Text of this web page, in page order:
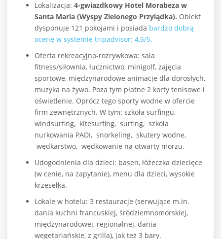
Lokalizacja: 4-gwiazdkowy Hotel Morabeza w
Santa Maria (Wyspy Zielonego Przylądka). Obiekt
dysponuje 121 pokojami i posiada bardzo dobrą
ocenę w systemie tripadvisor: 4,5/5.
Oferta rekreacyjno-rozrywkowa: sala
fitness/siłownia, łucznictwo, minigolf, zajęcia
sportowe, międzynarodowe animacje dla dorosłych,
muzyka na żywo. Poza tym płatne 2 korty tenisowe i
oświetlenie. Oprócz tego sporty wodne w ofercie
firm zewnętrznych. W tym: szkoła surfingu,
windsurfing, kitesurfing, surfing, szkoła
nurkowania PADI, snorkeling, skutery wodne,
wędkarstwo, wędkowanie na otwarty morzu.
Udogodnienia dla dzieci: basen, łóżeczka dziecięce
(w cenie, na zapytanie), menu dla dzieci, wysokie
krzesełka.
Lokale w hotelu: 3 restauracje (serwujące m.in.
dania kuchni francuskiej, śródziemnomorskiej,
międzynarodowej, regionalnej, dania
wegetariańskie, z grilla), jak też 3 bary.